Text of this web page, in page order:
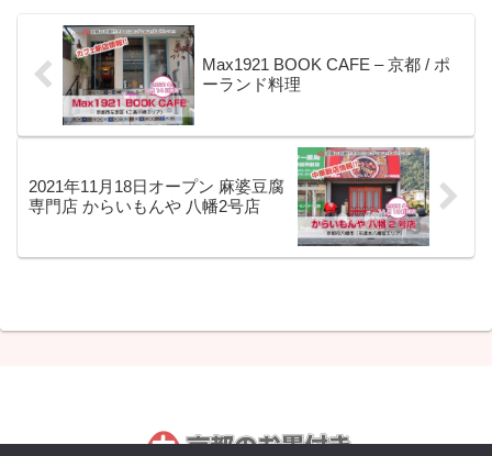
Max1921 BOOK CAFE – 京都 / ポ
ーランド料理
2021年11月18日オープン 麻婆豆腐
専門店 からいもんや 八幡2号店